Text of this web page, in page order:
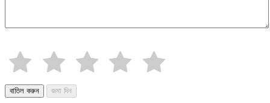
বাতিল করুন জমা দিন